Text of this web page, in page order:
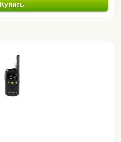
Купить